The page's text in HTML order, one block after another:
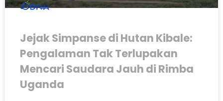
Jejak Simpanse di Hutan Kibale:
Pengalaman Tak Terlupakan
Mencari Saudara Jauh di Rimba
Uganda